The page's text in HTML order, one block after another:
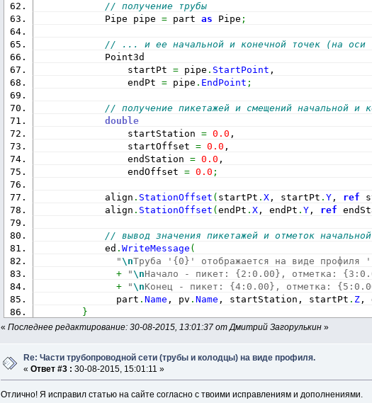
// получение трубы
Pipe pipe = part as Pipe ;
// ... и ее начальной и конечной точек (на оси
Point3d
startPt = pipe . StartPoint ,
endPt = pipe . EndPoint ;
// получение пикетажей и смещений начальной и
double
startStation = 0.0 ,
startOffset = 0.0 ,
endStation = 0.0 ,
endOffset = 0.0 ;
align . StationOffset ( startPt .X , startPt .Y , ref
align . StationOffset (endPt .X , endPt .Y , ref
// вывод значения пикетажей и отметок
ed .WriteMessage (
"\nТруба '{0}' отображается на виде
+
"\nНачало - пикет: {2:0.00}, отметка:
+
"\nКонец - пикет: {4:0.00}, отметка:
part .Name , pv .Name , startStation, startPt . Z ,
}
}
«Последнее редактирование: 30-08-2015, 13:01:37 от Дмитрий Загорулькин »
Re: Части трубопроводной сети (трубы и колодцы) на виде профиля.
«Ответ #3 : 30-08-2015, 15:01:11 »
Отлично! Я исправил статью на сайте согласно с твоими исправлениям и дополнениями.